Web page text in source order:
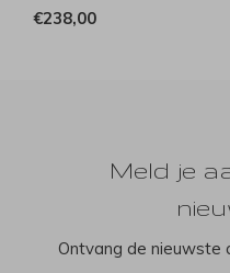
€238,00
Meld je
Ontvang de nieuwste